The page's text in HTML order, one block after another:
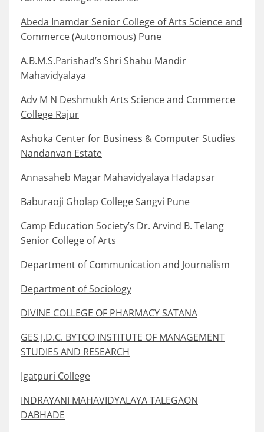
Abeda Inamdar Senior College of Arts Science and
Commerce (Autonomous) Pune
A.B.M.S.Parishad’s Shri Shahu Mandir
Mahavidyalaya
Adv M N Deshmukh Arts Science and Commerce
College Rajur
Ashoka Center for Business & Computer Studies
Nandanvan Estate
Annasaheb Magar Mahavidyalaya Hadapsar
Baburaoji Gholap College Sangvi Pune
Camp Education Society’s Dr. Arvind B. Telang
Senior College of Arts
Department of Communication and Journalism
Department of Sociology
DIVINE COLLEGE OF PHARMACY SATANA
GES J.D.C. BYTCO INSTITUTE OF MANAGEMENT
STUDIES AND RESEARCH
Igatpuri College
INDRAYANI MAHAVIDYALAYA TALEGAON
DABHADE